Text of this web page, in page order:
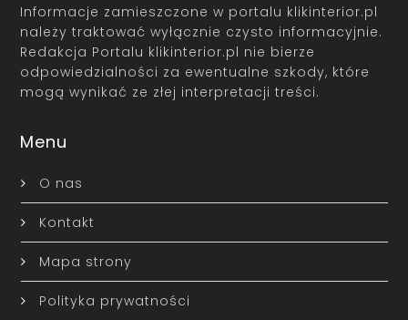
Informacje zamieszczone w portalu klikinterior.pl
należy traktować wyłącznie czysto informacyjnie.
Redakcja Portalu klikinterior.pl nie bierze
odpowiedzialności za ewentualne szkody, które
mogą wynikać ze złej interpretacji treści.
Menu
O nas
Kontakt
Mapa strony
Polityka prywatności